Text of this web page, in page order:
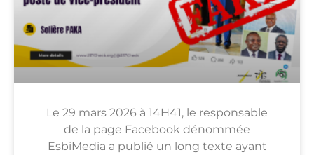
Le 29 mars 2026 à 14H41, le responsable
de la page Facebook dénommée
EsbiMedia a publié un long texte ayant